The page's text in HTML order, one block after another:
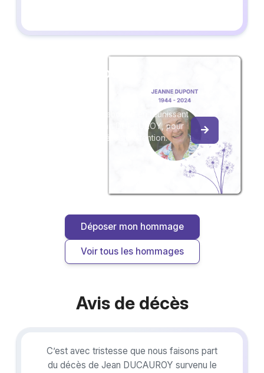
Créez un album
Créez un album collaboratif en réunissant
les hommages à Jean DUCAUROY, pour
vous ou pour une délicate attention.
Déposer mon hommage
Voir tous les hommages
Avis de décès
C’est avec tristesse que nous faisons part
du décès de Jean DUCAUROY survenu le